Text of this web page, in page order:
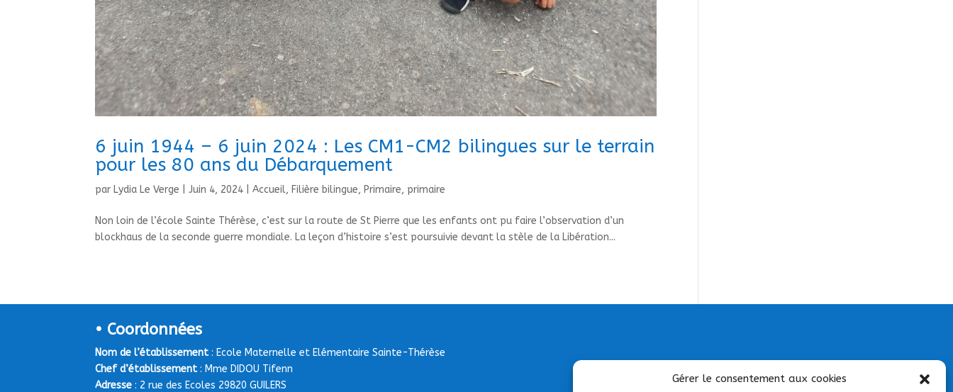
Gérer le consentement aux cookies
6 juin 1944 – 6 juin 2024 : Les CM1-CM2 bilingues sur le terrain
pour les 80 ans du Débarquement
parLydia Le Verge |Juin 4, 2024 |Accueil,Filière bilingue,Primaire, primaire
Non loin de l’école Sainte Thérèse, c’est sur la route de St Pierre que les enfants ont pu faire l’observation d’un
blockhaus de la seconde guerre mondiale. La leçon d’histoire s’est poursuivie devant la stèle de la Libération...
• Coordonnées
Nom de l’établissement: Ecole Maternelle et Elémentaire Sainte-Thérèse
Chef d’établissement: Mme DIDOU Tifenn
Adresse : 2 rue des Ecoles 29820 GUILERS